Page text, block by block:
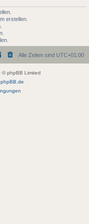
erstellen.
Alle Zeiten sind UTC+01:00
© phpBB Limited
phpBB.de